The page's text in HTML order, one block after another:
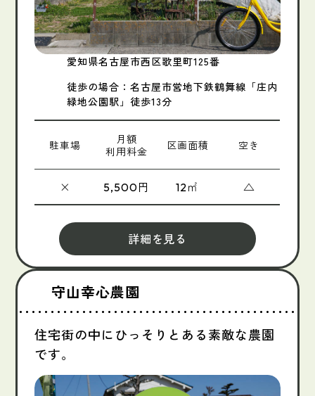
愛知県名古屋市西区歌里町125番
徒歩の場合：名古屋市営地下鉄鶴舞線「庄内
緑地公園駅」徒歩13分
駐車場
月額
利用料金
区画面積 空き
× 5,500円 12㎡ △
詳細を見る
守山幸心農園
住宅街の中にひっそりとある素敵な農園
です。